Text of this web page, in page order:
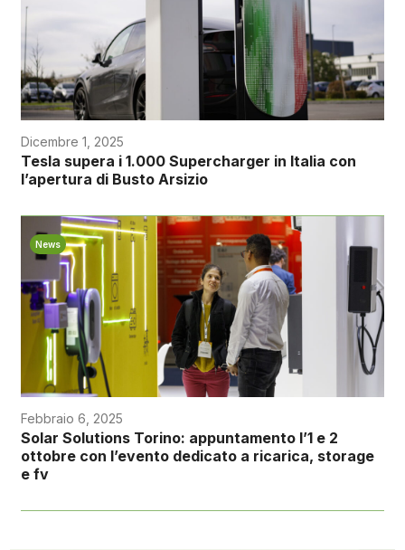
Dicembre 1, 2025
Tesla supera i 1.000 Supercharger in Italia con
l’apertura di Busto Arsizio
News
Febbraio 6, 2025
Solar Solutions Torino: appuntamento l’1 e 2
ottobre con l’evento dedicato a ricarica, storage
e fv